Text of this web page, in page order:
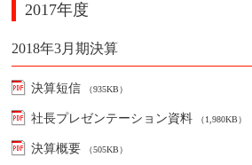
2017年度
2018年3月期決算
決算短信 （935KB）
社長プレゼンテーション資料 （1,980KB）
決算概要 （505KB）